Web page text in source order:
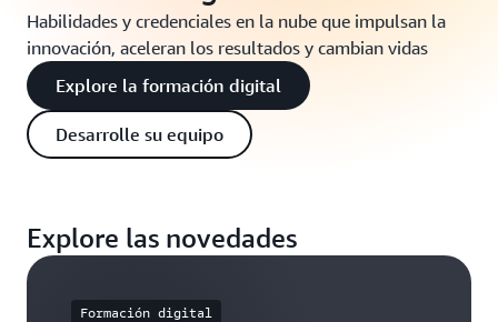
Habilidades y credenciales en la nube que impulsan la
innovación, aceleran los resultados y cambian vidas
Explore la formación digital
Desarrolle su equipo
Explore las novedades
Formación digital